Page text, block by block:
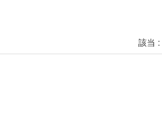
該当 :